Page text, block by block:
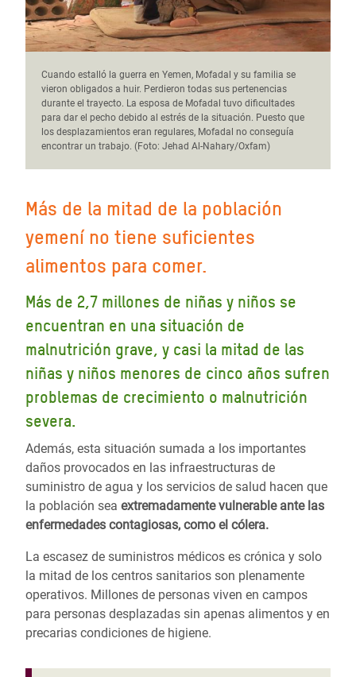
Cuando estalló la guerra en Yemen, Mofadal y su familia se
vieron obligados a huir. Perdieron todas sus pertenencias
durante el trayecto. La esposa de Mofadal tuvo dificultades
para dar el pecho debido al estrés de la situación. Puesto que
los desplazamientos eran regulares, Mofadal no conseguía
encontrar un trabajo. (Foto: Jehad Al-Nahary/Oxfam)
Más de la mitad de la población
yemení no tiene suficientes
alimentos para comer.
Más de 2,7 millones de niñas y niños se
encuentran en una situación de
malnutrición grave, y casi la mitad de las
niñas y niños menores de cinco años sufren
problemas de crecimiento o malnutrición
severa.
Además, esta situación sumada a los importantes
daños provocados en las infraestructuras de
suministro de agua y los servicios de salud hacen que
la población sea extremadamente vulnerable ante las
enfermedades contagiosas, como el cólera.
La escasez de suministros médicos es crónica y solo
la mitad de los centros sanitarios son plenamente
operativos. Millones de personas viven en campos
para personas desplazadas sin apenas alimentos y en
precarias condiciones de higiene.